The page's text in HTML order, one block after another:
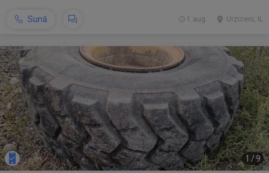
Sună Urziceni, IL
1 aug.
1 /9